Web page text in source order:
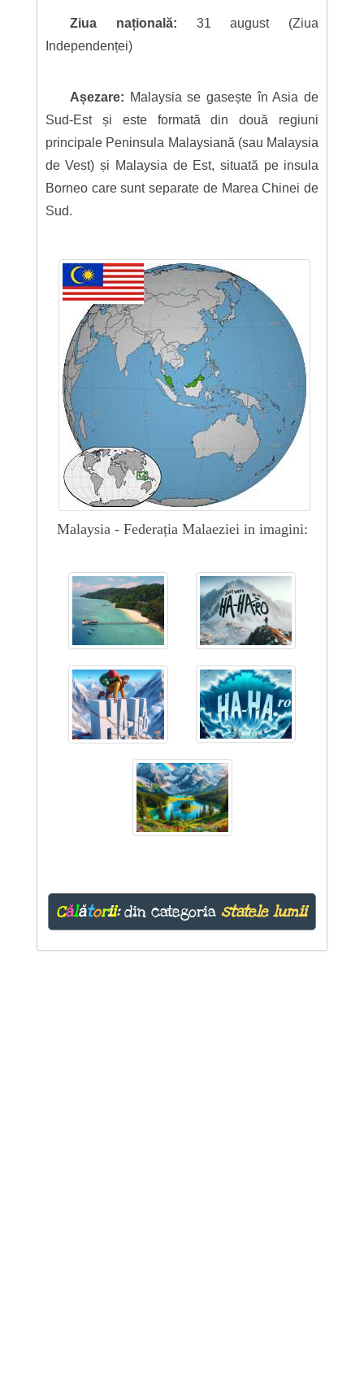
Ziua națională: 31 august (Ziua
Independenței)
Așezare: Malaysia se gasește în Asia de
Sud-Est și este formată din două regiuni
principale Peninsula Malaysiană (sau Malaysia
de Vest) și Malaysia de Est, situată pe insula
Borneo care sunt separate de Marea Chinei de
Sud.
Malaysia - Federația Malaeziei in imagini:
Călătorii:din categoriastatele lumii